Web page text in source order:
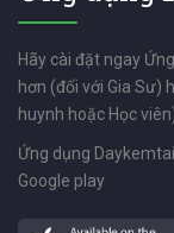
Hãy cài đặt ngay
hơn (đối với Gia Sư)
huynh hoặc Học
Ứng dụng
Google play